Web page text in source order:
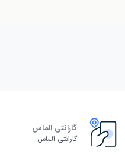
گارانتی الماس
گارانتی الماس